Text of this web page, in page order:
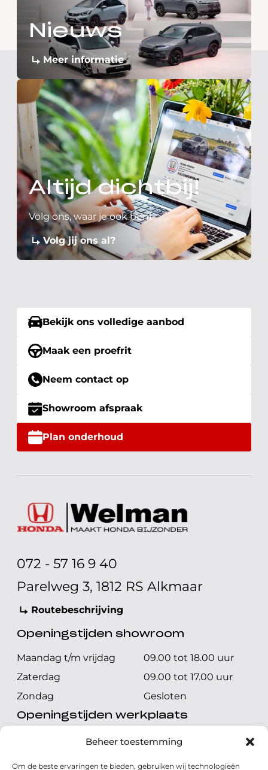
Beheer toestemming
Om de beste ervaringen te bieden, gebruiken wij technologieën
Nieuws
Meer informatie
Altijd dichtbij!
Volg ons, waar je ook bent
Volg jij ons al?
Bekijk ons volledige aanbod
Maak een proefrit
Neem contact op
Showroom afspraak
Plan onderhoud
072 - 57 16 9 40
Parelweg 3, 1812 RS Alkmaar
Routebeschrijving
Openingstijden showroom
Maandag t/m vrijdag
09.00 tot 18.00 uur
Zaterdag
09.00 tot 17.00 uur
Zondag
Gesloten
Openingstijden werkplaats
Maandag t/m vrijdag
08.00 tot 17.00 uur